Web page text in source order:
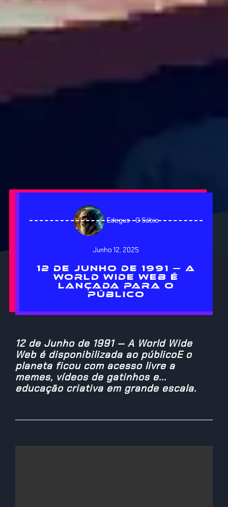
Edegus - O Sábio
Junho 12, 2025
12 DE JUNHO DE 1991 — A
WORLD WIDE WEB É
LANÇADA PARA O
PÚBLICO
12 de Junho de 1991 — A World Wide
Web é disponibilizada ao públicoE o
planeta ficou com acesso livre a
memes, vídeos de gatinhos e...
educação criativa em grande escala.